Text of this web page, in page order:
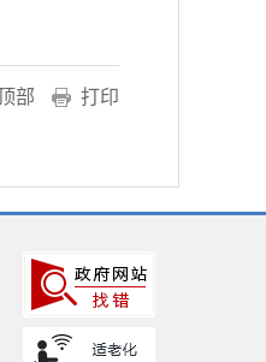
顶部 打印